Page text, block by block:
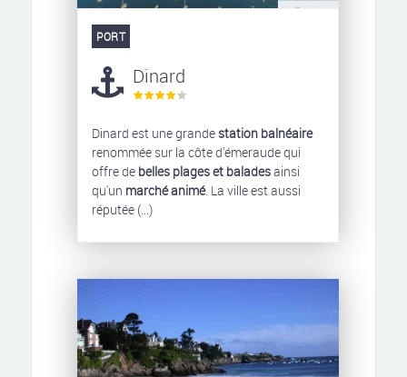
PORT
Dinard
Dinard est une grandestation balnéaire
renommée sur la côte d'émeraude qui
offre de belles plages et baladesainsi
qu'un marché animé. La ville est aussi
réputée (...)